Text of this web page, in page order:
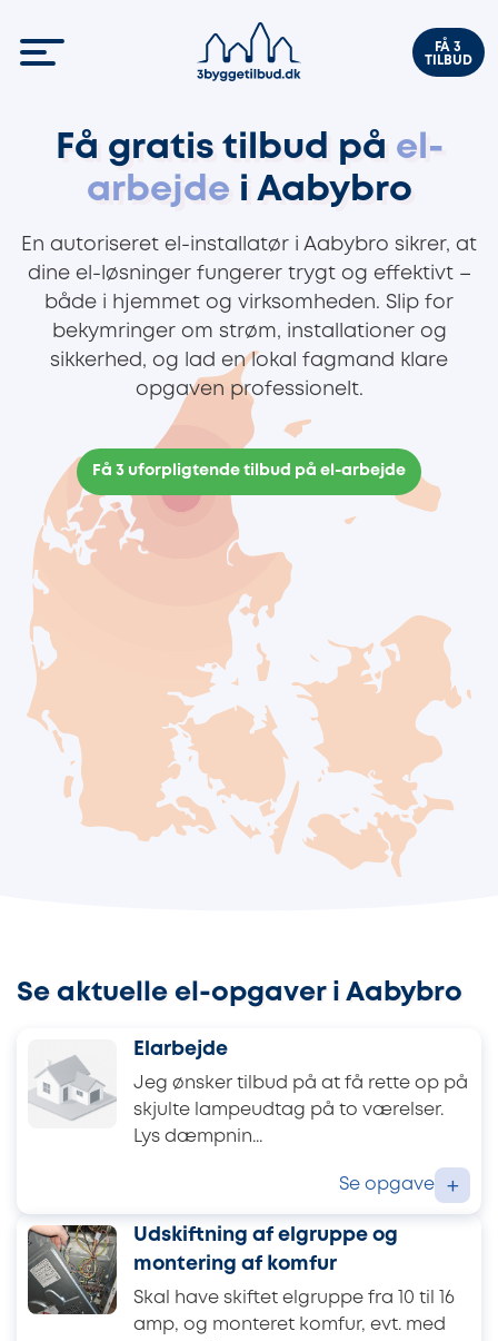
FÅ 3
TILBUD
Få gratis tilbud på el-
arbejde i Aabybro
En autoriseret el-installatør i Aabybro sikrer, at
dine el-løsninger fungerer trygt og effektivt –
både i hjemmet og virksomheden. Slip for
bekymringer om strøm, installationer og
sikkerhed, og lad en lokal fagmand klare
opgaven professionelt.
Få 3 uforpligtende tilbud på el-arbejde
Se aktuelle el-opgaver i Aabybro
Elarbejde
Jeg ønsker tilbud på at få rette op på
skjulte lampeudtag på to værelser.
Lys dæmpnin...
Se opgave +
Udskiftning af elgruppe og
montering af komfur
Skal have skiftet elgruppe fra 10 til 16
amp, og monteret komfur, evt. med